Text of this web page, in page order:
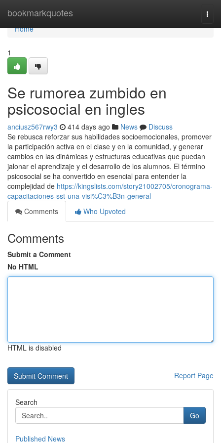
bookmarkquotes
Home
Home
1
Se rumorea zumbido en
psicosocial en ingles
anciusz567rwy3 414 days ago News
Discuss
Se rebusca reforzar sus habilidades socioemocionales, promover
la participación activa en el clase y en la comunidad, y generar
cambios en las dinámicas y estructuras educativas que puedan
jalonar el aprendizaje y el desarrollo de los alumnos. El término
psicosocial se ha convertido en esencial para entender la
complejidad de https://kingslists.com/story21002705/cronograma-
capacitaciones-sst-una-visi%C3%B3n-general
Comments
Who Upvoted
Comments
Submit a Comment
No HTML
HTML is disabled
Report Page
Search
Go
Published News